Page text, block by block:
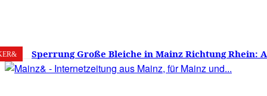
8. August 2026 22.9 Mainz
Sperrung Große Bleiche in Mainz Richtung Rhein:
verwirrt, Mainzer stinksauer – Haben die Mainzer